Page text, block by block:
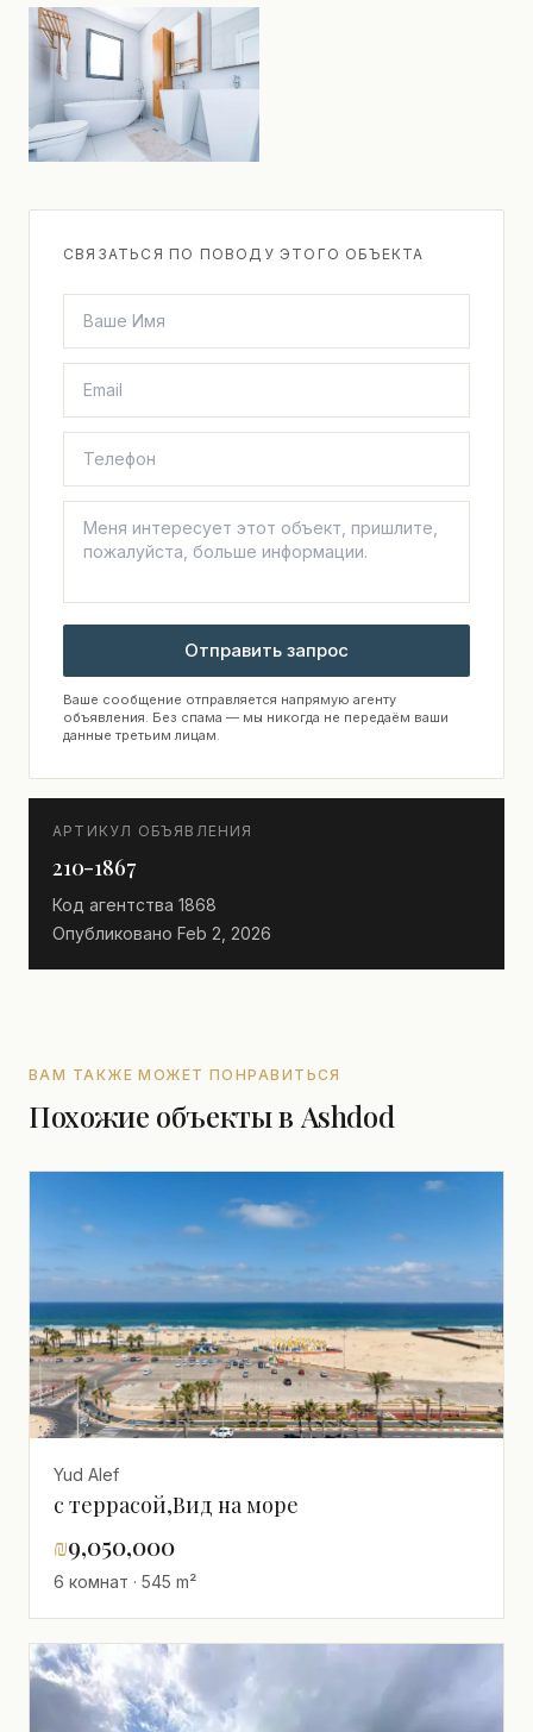
СВЯЗАТЬСЯ ПО ПОВОДУ ЭТОГО ОБЪЕКТА
Отправить запрос
Ваше сообщение отправляется напрямую агенту
объявления. Без спама — мы никогда не передаём ваши
данные третьим лицам.
АРТИКУЛ ОБЪЯВЛЕНИЯ
210-1867
Код агентства 1868
Опубликовано Feb 2, 2026
ВАМ ТАКЖЕ МОЖЕТ ПОНРАВИТЬСЯ
Похожие объекты в Ashdod
Yud Alef
с террасой,Вид на море
₪9,050,000
6 комнат · 545 m²